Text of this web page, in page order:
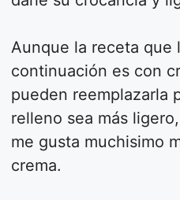
Aunque la receta que
continuación es con
pueden reemplazarla
relleno sea más
me gusta muchisimo
crema.